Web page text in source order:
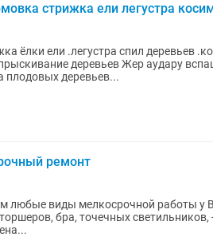
стрижка ели легустра
ёлки ели .легустра спил деревьев
деревьев Жер аудару
плодовых деревьев...
ремонт
виды мелкосрочной работы у Вас дома:
бра, точечных светильников,